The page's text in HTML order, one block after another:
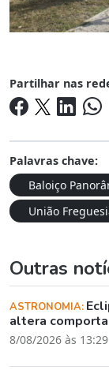
Partilhar nas
Palavras chave:
Baloiço
União
Outras
ASTRONOMIA:
altera
8/08/2026 às 13:29